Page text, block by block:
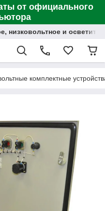
от официального
низковольтное и
комплектные